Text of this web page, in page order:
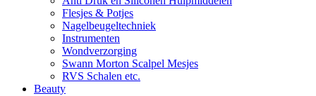
Flesjes & Potjes
Nagelbeugeltechniek
Instrumenten
Wondverzorging
Swann Morton Scalpel Mesjes
RVS Schalen etc.
Beauty